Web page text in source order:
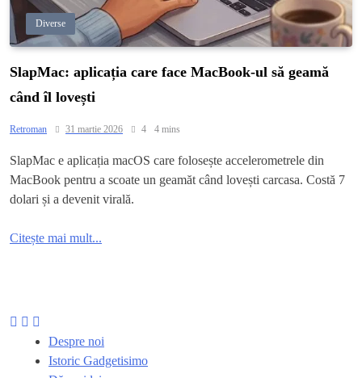
Diverse
SlapMac: aplicația care face MacBook-ul să geamă
când îl lovești
Retroman 31 martie 2026 4 4 mins
SlapMac e aplicația macOS care folosește accelerometrele din
MacBook pentru a scoate un geamăt când lovești carcasa. Costă 7
dolari și a devenit virală.
Citește mai mult...
Despre noi
Istoric Gadgetisimo